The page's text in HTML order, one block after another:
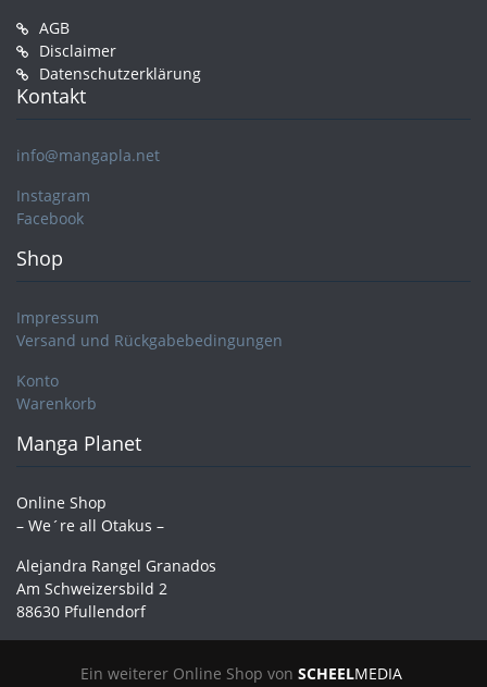
AGB
Disclaimer
Datenschutzerklärung
Kontakt
info@mangapla.net
Instagram
Facebook
Shop
Impressum
Versand und Rückgabebedingungen
Konto
Warenkorb
Manga Planet
Online Shop
– We´re all Otakus –
Alejandra Rangel Granados
Am Schweizersbild 2
88630 Pfullendorf
Ein weiterer Online Shop von SCHEELMEDIA